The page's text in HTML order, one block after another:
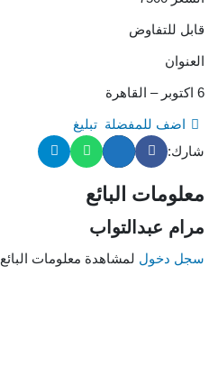
قابل للتفاوض
العنوان
6 اكتوبر – القاهرة
اضف للمفضلة تبليغ
شارك:
معلومات البائع
مرام عبدالتواب
سجل دخول لمشاهدة معلومات البائع